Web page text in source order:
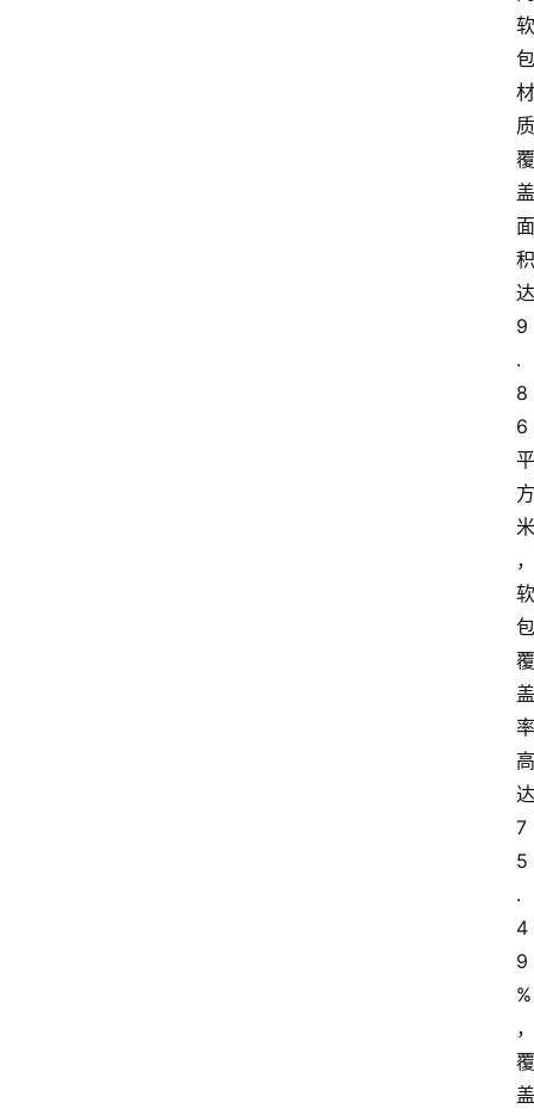
软
包
材
质
覆
盖
面
积
达
9
.
8
6
平
方
米
，
软
包
覆
盖
率
高
达
7
5
.
4
9
%
，
覆
盖